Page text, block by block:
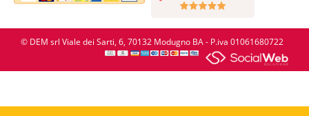
© DEM srl Viale dei Sarti, 6, 70132 Modugno BA - P.iva 01061680722